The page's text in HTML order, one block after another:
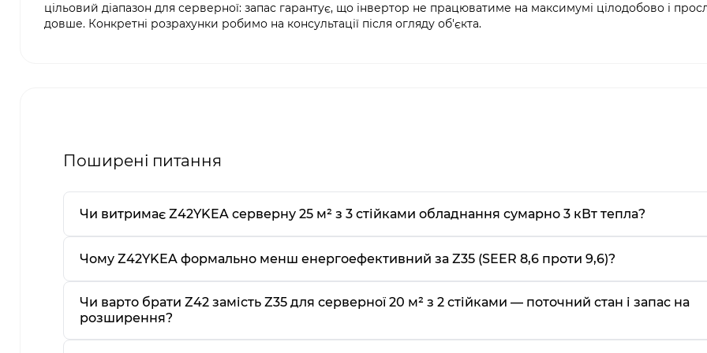
цільовий діапазон для серверної: запас гарантує, що інвертор не працюватиме на максимумі цілодобово і
довше. Конкретні розрахунки робимо на консультації після огляду об'єкта.
Поширені питання
Чи витримає Z42YKEA серверну 25 м² з 3 стійками обладнання сумарно 3 кВт тепла?
Чому Z42YKEA формально менш енергоефективний за Z35 (SEER 8,6 проти 9,6)?
Чи варто брати Z42 замість Z35 для серверної 20 м² з 2 стійками — поточний стан і запас на
розширення?